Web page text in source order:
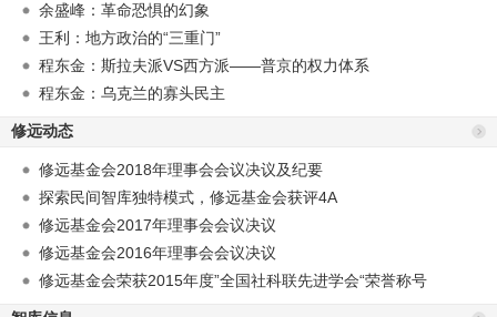
余盛峰：革命恐惧的幻象
王利：地方政治的“三重门”
程东金：斯拉夫派VS西方派——普京的权力体系
程东金：乌克兰的寡头民主
修远动态
修远基金会2018年理事会会议决议及纪要
探索民间智库独特模式，修远基金会获评4A
修远基金会2017年理事会会议决议
修远基金会2016年理事会会议决议
修远基金会荣获2015年度”全国社科联先进学会“荣誉称号